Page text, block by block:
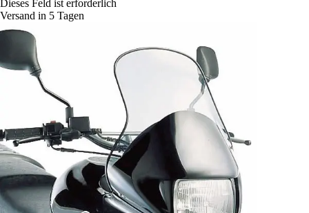
Dieses Feld ist erforderlich
Versand in 5 Tagen